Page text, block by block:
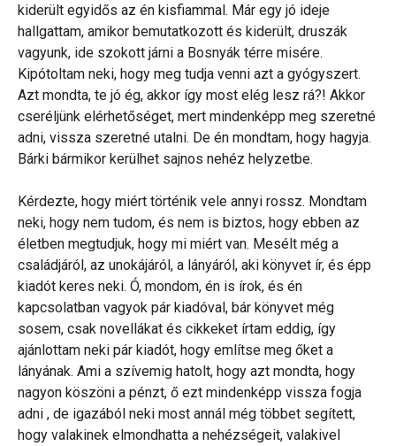
kiderült egyidős az én kisfiammal. Már egy jó ideje
hallgattam, amikor bemutatkozott és kiderült, druszák
vagyunk, ide szokott járni a Bosnyák térre misére.
Kipótoltam neki, hogy meg tudja venni azt a gyógyszert.
Azt mondta, te jó ég, akkor így most elég lesz rá?! Akkor
cseréljünk elérhetőséget, mert mindenképp meg szeretné
adni, vissza szeretné utalni. De én mondtam, hogy hagyja.
Bárki bármikor kerülhet sajnos nehéz helyzetbe.
Kérdezte, hogy miért történik vele annyi rossz. Mondtam
neki, hogy nem tudom, és nem is biztos, hogy ebben az
életben megtudjuk, hogy mi miért van. Mesélt még a
családjáról, az unokájáról, a lányáról, aki könyvet ír, és épp
kiadót keres neki. Ó, mondom, én is írok, és én
kapcsolatban vagyok pár kiadóval, bár könyvet még
sosem, csak novellákat és cikkeket írtam eddig, így
ajánlottam neki pár kiadót, hogy említse meg őket a
lányának. Ami a szívemig hatolt, hogy azt mondta, hogy
nagyon köszöni a pénzt, ő ezt mindenképp vissza fogja
adni , de igazából neki most annál még többet segített,
hogy valakinek elmondhatta a nehézségeit, valakivel